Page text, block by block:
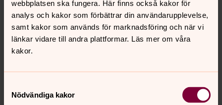
webbplatsen ska fungera. Här finns också kakor för
analys och kakor som förbättrar din användarupplevelse,
samt kakor som används för marknadsföring och när vi
länkar vidare till andra plattformar. Läs mer om våra
kakor.
Nödvändiga kakor
ungdomen är medlem. Vi kommer inte att lämna ut
uppgiften till någon utanför Svenska kyrkan utan
vårdnadshavares samtycke, förutom om utlämnandet är
nödvändigt och i enlighet med lag.
Vilka personuppgifter behandlar vi?
Anmälan till konfirmation sker vanligtvis via telefon eller
post. Personuppgifterna lämnas av den som gör